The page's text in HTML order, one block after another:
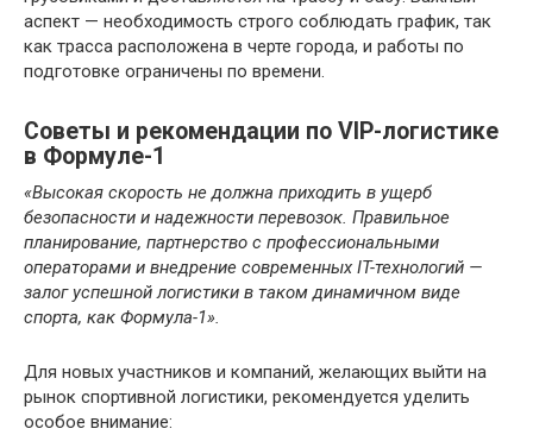
аспект — необходимость строго соблюдать график, так
как трасса расположена в черте города, и работы по
подготовке ограничены по времени.
Советы и рекомендации по VIP-логистике
в Формуле-1
«Высокая скорость не должна приходить в ущерб
безопасности и надежности перевозок. Правильное
планирование, партнерство с профессиональными
операторами и внедрение современных IT-технологий —
залог успешной логистики в таком динамичном виде
спорта, как Формула-1».
Для новых участников и компаний, желающих выйти на
рынок спортивной логистики, рекомендуется уделить
особое внимание: